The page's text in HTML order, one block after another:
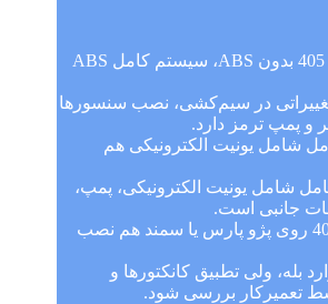
آیا می‌توان روی 405 بدون ABS، سیستم کامل ABS
تغییراتی در سیم‌کشی، نصب سنسورها
و پمپ ترمز دارد.
شامل یونیت الکترونیکی هم
شامل یونیت الکترونیکی، پمپ،
جانبی است.
آیا ABS کامل 405 روی پژو پارس یا سمند هم نصب
بله، ولی تطبیق کانکتورها و
تعمیرکار بررسی شود.